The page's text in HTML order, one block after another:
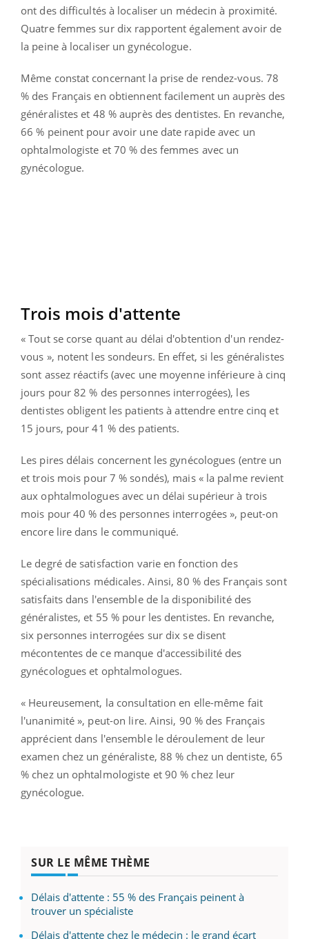
ont des difficultés à localiser un médecin à proximité.
Quatre femmes sur dix rapportent également avoir de
la peine à localiser un gynécologue.
Même constat concernant la prise de rendez-vous. 78
% des Français en obtiennent facilement un auprès des
généralistes et 48 % auprès des dentistes. En revanche,
66 % peinent pour avoir une date rapide avec un
ophtalmologiste et 70 % des femmes avec un
gynécologue.
Trois mois d'attente
« Tout se corse quant au délai d'obtention d'un rendez-
vous », notent les sondeurs. En effet, si les généralistes
sont assez réactifs (avec une moyenne inférieure à cinq
jours pour 82 % des personnes interrogées), les
dentistes obligent les patients à attendre entre cinq et
15 jours, pour 41 % des patients.
Les pires délais concernent les gynécologues (entre un
et trois mois pour 7 % sondés), mais « la palme revient
aux ophtalmologues avec un délai supérieur à trois
mois pour 40 % des personnes interrogées », peut-on
encore lire dans le communiqué.
Le degré de satisfaction varie en fonction des
spécialisations médicales. Ainsi, 80 % des Français sont
satisfaits dans l'ensemble de la disponibilité des
généralistes, et 55 % pour les dentistes. En revanche,
six personnes interrogées sur dix se disent
mécontentes de ce manque d'accessibilité des
gynécologues et ophtalmologues.
« Heureusement, la consultation en elle-même fait
l'unanimité », peut-on lire. Ainsi, 90 % des Français
apprécient dans l'ensemble le déroulement de leur
examen chez un généraliste, 88 % chez un dentiste, 65
% chez un ophtalmologiste et 90 % chez leur
gynécologue.
SUR LE MÊME THÈME
Délais d'attente : 55 % des Français peinent à
trouver un spécialiste
Délais d'attente chez le médecin : le grand écart